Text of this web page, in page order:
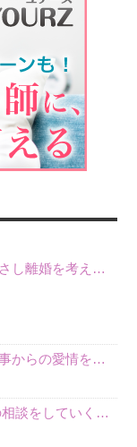
私は結婚しています。傲慢な夫に嫌気がさし離婚を考えていたときに、彼と出会いました。彼には恋人がいましたが、話をするうちに、夫とのことを相談するようにな
リコカツをしようと考えています。夫の事からの愛情を全く感じません。子供がいるので、子供が成長するまではと我慢しています。 まず、お金が必要だと考え、仕事の量も増やしました。ところが、夫は働かず、結局は
働く主婦、片思いをしています。 仕事の相談をしていくうちに、彼のことを好きになりました。私には夫も子供もいます。不倫をしているわけでもなく、もちろん、この気持ちは誰にも話していません。 ラインをする関